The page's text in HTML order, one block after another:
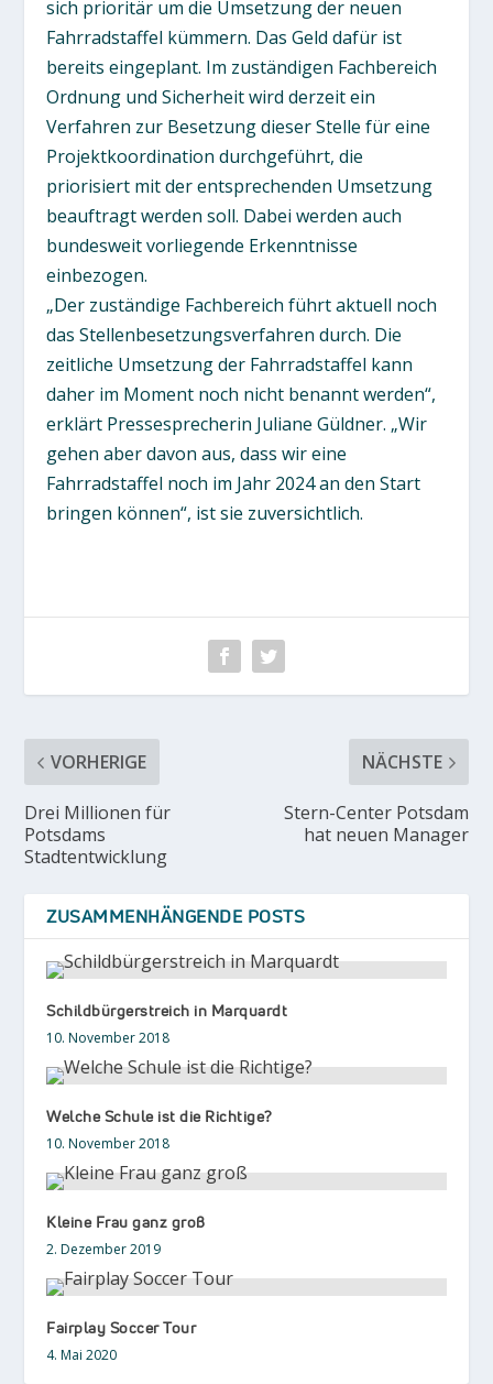
sich prioritär um die Umsetzung der neuen
Fahrradstaffel kümmern. Das Geld dafür ist
bereits eingeplant. Im zuständigen Fachbereich
Ordnung und Sicherheit wird derzeit ein
Verfahren zur Besetzung dieser Stelle für eine
Projektkoordination durchgeführt, die
priorisiert mit der entsprechenden Umsetzung
beauftragt werden soll. Dabei werden auch
bundesweit vorliegende Erkenntnisse
einbezogen.
„Der zuständige Fachbereich führt aktuell noch
das Stellenbesetzungsverfahren durch. Die
zeitliche Umsetzung der Fahrradstaffel kann
daher im Moment noch nicht benannt werden“,
erklärt Pressesprecherin Juliane Güldner. „Wir
gehen aber davon aus, dass wir eine
Fahrradstaffel noch im Jahr 2024 an den Start
bringen können“, ist sie zuversichtlich.
VORHERIGE
Drei Millionen für
Potsdams
Stadtentwicklung
NÄCHSTE
Stern-Center Potsdam
hat neuen Manager
ZUSAMMENHÄNGENDE POSTS
Schildbürgerstreich in Marquardt
10. November 2018
Welche Schule ist die Richtige?
10. November 2018
Kleine Frau ganz groß
2. Dezember 2019
Fairplay Soccer Tour
4. Mai 2020